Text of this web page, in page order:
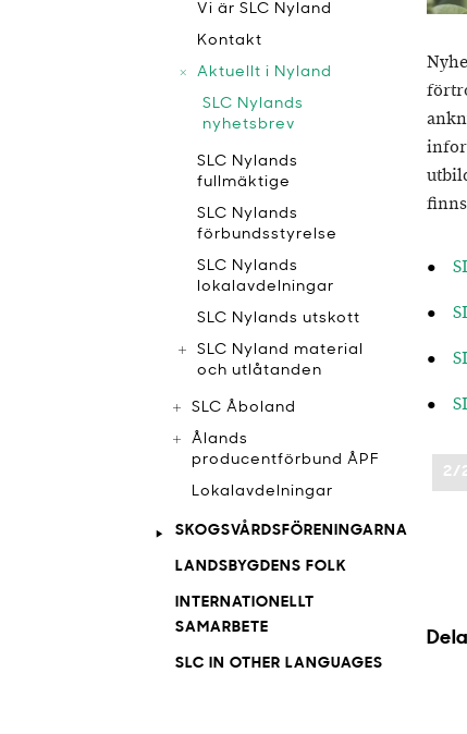
2/
Vi är SLC Nyland
Kontakt
Aktuellt i Nyland
SLC Nylands
nyhetsbrev
SLC Nylands
fullmäktige
SLC Nylands
förbundsstyrelse
SLC Nylands
lokalavdelningar
SLC Nylands utskott
SLC Nyland material
och utlåtanden
SLC Åboland
Ålands
producentförbund ÅPF
Lokalavdelningar
SKOGSVÅRDSFÖRENINGARNA
LANDSBYGDENS FOLK
INTERNATIONELLT
SAMARBETE
SLC IN OTHER LANGUAGES